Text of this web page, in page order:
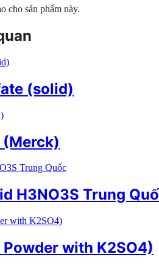
cho sản phẩm này.
(solid)
H3NO3S Trung
with K2SO4)